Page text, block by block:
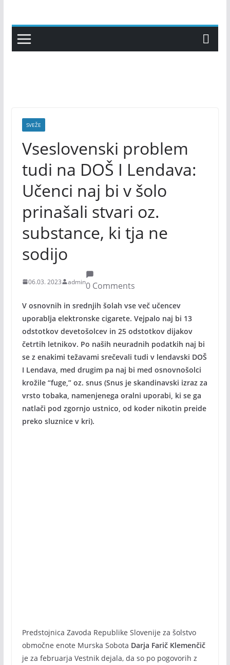
content
SVEŽE
Vseslovenski problem
tudi na DOŠ I Lendava:
Učenci naj bi v šolo
prinašali stvari oz.
substance, ki tja ne
sodijo
06.03. 2023 admin0 Comments
V osnovnih in srednjih šolah vse več učencev
uporablja elektronske cigarete. Vejpalo naj bi 13
odstotkov devetošolcev in 25 odstotkov dijakov
četrtih letnikov. Po naših neuradnih podatkih naj bi
se z enakimi težavami srečevali tudi v lendavski DOŠ
I Lendava, med drugim pa naj bi med osnovnošolci
krožile “fuge,” oz. snus (Snus je skandinavski izraz za
vrsto tobaka, namenjenega oralni uporabi, ki se ga
natlači pod zgornjo ustnico, od koder nikotin preide
preko sluznice v kri).
Predstojnica Zavoda Republike Slovenije za šolstvo
območne enote Murska Sobota Darja Farič Klemenčič
je za februarja Vestnik dejala, da so po pogovorih z